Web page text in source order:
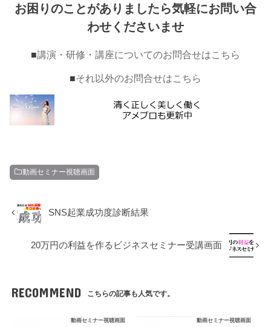
お困りのことがありましたら気軽にお問い合
わせくださいませ
■講演・研修・講座についてのお問合せはこちら
■それ以外のお問合せはこちら
動画セミナー視聴画面
SNS起業成功度診断結果
20万円の利益を作るビジネスセミナー受講画面
RECOMMEND こちらの記事も人気です。
動画セミナー視聴画面 動画セミナー視聴画面